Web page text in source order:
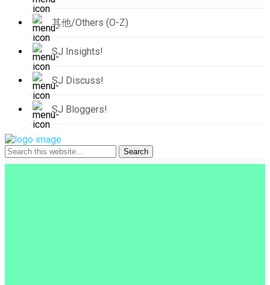
其他/Others (O-Z)
SJ Insights!
SJ Discuss!
SJ Bloggers!